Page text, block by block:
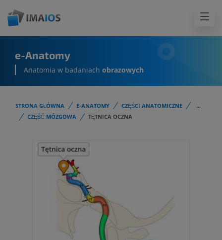
e-Anatomy
Anatomia w badaniach obrazowych
STRONA GŁÓWNA E-ANATOMY CZĘŚCI ANATOMICZNE
...
CZĘŚĆ MÓZGOWA
TĘTNICA OCZNA